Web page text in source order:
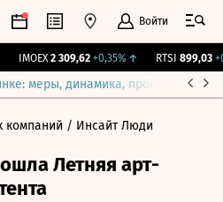
Войти
IMOEX 2 309,62 +0,35%↑ RTSI 899,03
меры, динамика, прогнозы
компаний / Инсайт Люди
Летняя арт-